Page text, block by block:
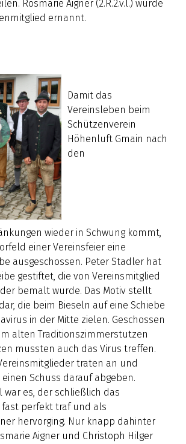
Rosmarie Aigner (2.R.2.v.l.) wurde
ernannt.
Damit das
Vereinsleben beim
Schützenverein
Höhenluft Gmain nach
den
wieder in Schwung kommt,
einer Vereinsfeier eine
ausgeschossen. Peter Stadler hat
gestiftet, die von Vereinsmitglied
bemalt wurde. Das Motiv stellt
die beim Bieseln auf eine Schiebe
in der Mitte zielen. Geschossen
alten Traditionszimmerstutzen
mussten auch das Virus treffen.
traten an und
Schuss darauf abgeben.
war es, der schließlich das
fast perfekt traf und als
hervorging. Nur knapp dahinter
Aigner und Christoph Hilger